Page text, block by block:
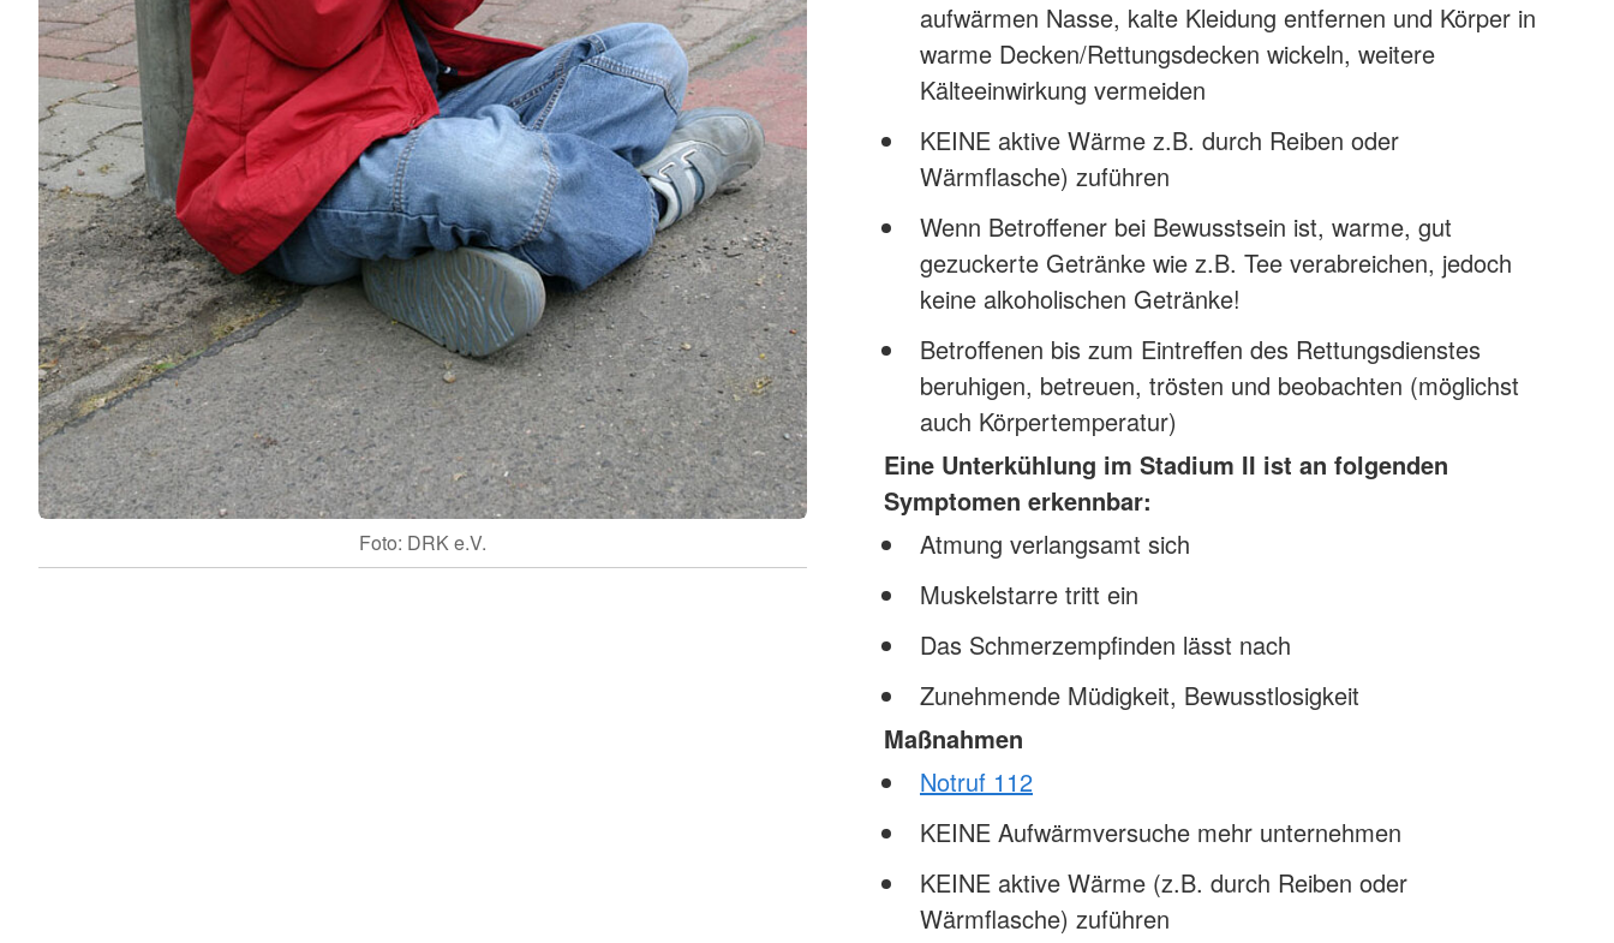
Foto: DRK e.V.
aufwärmen Nasse, kalte Kleidung entfernen und Körper in
warme Decken/Rettungsdecken wickeln, weitere
Kälteeinwirkung vermeiden
KEINE aktive Wärme z.B. durch Reiben oder
Wärmflasche) zuführen
Wenn Betroffener bei Bewusstsein ist, warme, gut
gezuckerte Getränke wie z.B. Tee verabreichen, jedoch
keine alkoholischen Getränke!
Betroffenen bis zum Eintreffen des Rettungsdienstes
beruhigen, betreuen, trösten und beobachten (möglichst
auch Körpertemperatur)
Eine Unterkühlung im Stadium II ist an folgenden
Symptomen erkennbar:
Atmung verlangsamt sich
Muskelstarre tritt ein
Das Schmerzempfinden lässt nach
Zunehmende Müdigkeit, Bewusstlosigkeit
Maßnahmen
Notruf 112
KEINE Aufwärmversuche mehr unternehmen
KEINE aktive Wärme (z.B. durch Reiben oder
Wärmflasche) zuführen